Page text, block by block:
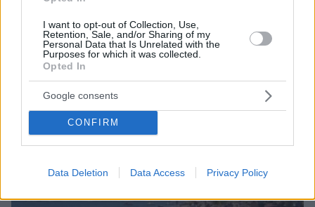
I want to opt-out of Collection, Use,
Retention, Sale, and/or Sharing of my
Personal Data that Is Unrelated with the
Purposes for which it was collected.
Opted In
Google consents
CONFIRM
Data Deletion Data Access Privacy Policy